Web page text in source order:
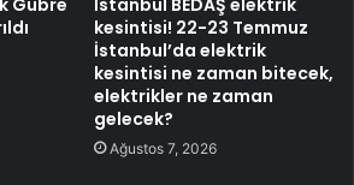
kesintisi! 22-23 Temmuz
İstanbul’da elektrik
kesintisi ne zaman bitecek,
elektrikler ne zaman
gelecek?
Ağustos 7, 2026